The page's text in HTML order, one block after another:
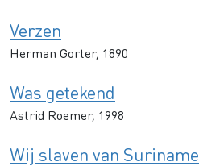
Verzen
Herman Gorter, 1890
Was getekend
Astrid Roemer, 1998
Wij slaven van Suriname